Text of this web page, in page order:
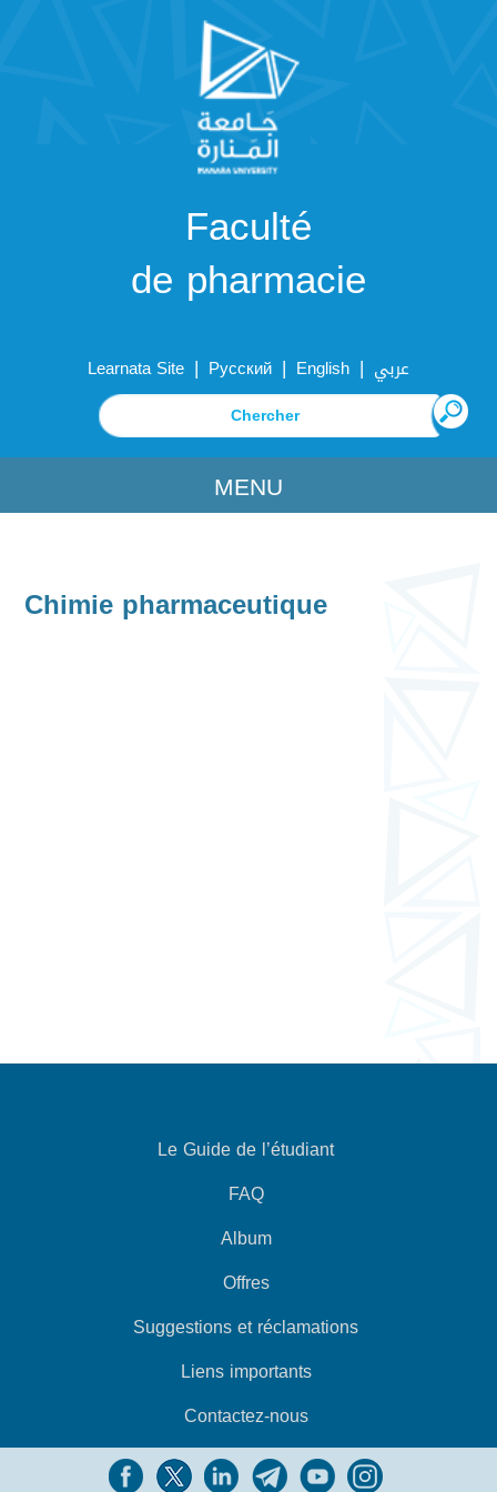
Faculté
de pharmacie
Learnata Site | Русский | English | عربي
MENU
Chimie pharmaceutique
Le Guide de l’étudiant
FAQ
Album
Offres
Suggestions et réclamations
Liens importants
Contactez-nous